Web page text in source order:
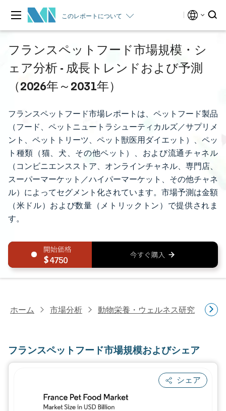
このレポートについて
フランスペットフード市場規模・シ
ェア分析 - 成長トレンドおよび予測
（2026年～2031年）
フランスペットフード市場レポートは、ペットフード製品
（フード、ペットニュートラシューティカルズ／サプリメ
ント、ペットトリーツ、ペット獣医用ダイエット）、ペッ
ト種類（猫、犬、その他ペット）、および流通チャネル
（コンビニエンスストア、オンラインチャネル、専門店、
スーパーマーケット／ハイパーマーケット、その他チャネ
ル）によってセグメント化されています。市場予測は金額
（米ドル）および数量（メトリックトン）で提供されま
す。
4750
ホーム 市場分析 動物栄養・ウェルネス研究 ペ
フランスペットフード市場規模およびシェア
シェア